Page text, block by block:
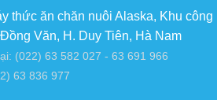
thức ăn chăn nuôi Alaska, Khu công
Văn, H. Duy Tiên, Hà Nam
(022) 63 582 027 - 63 691 966
63 836 977